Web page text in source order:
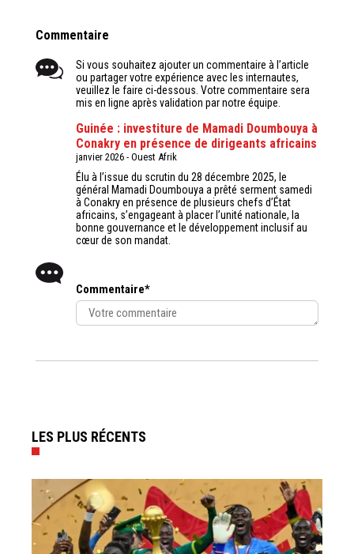
Commentaire
Si vous souhaitez ajouter un commentaire à l’article
ou partager votre expérience avec les internautes,
veuillez le faire ci-dessous. Votre commentaire sera
mis en ligne après validation par notre équipe.
Guinée : investiture de Mamadi Doumbouya à
Conakry en présence de dirigeants africains
janvier 2026 - Ouest Afrik
Élu à l’issue du scrutin du 28 décembre 2025, le
général Mamadi Doumbouya a prêté serment samedi
à Conakry en présence de plusieurs chefs d’État
africains, s’engageant à placer l’unité nationale, la
bonne gouvernance et le développement inclusif au
cœur de son mandat.
Commentaire*
LES PLUS RÉCENTS